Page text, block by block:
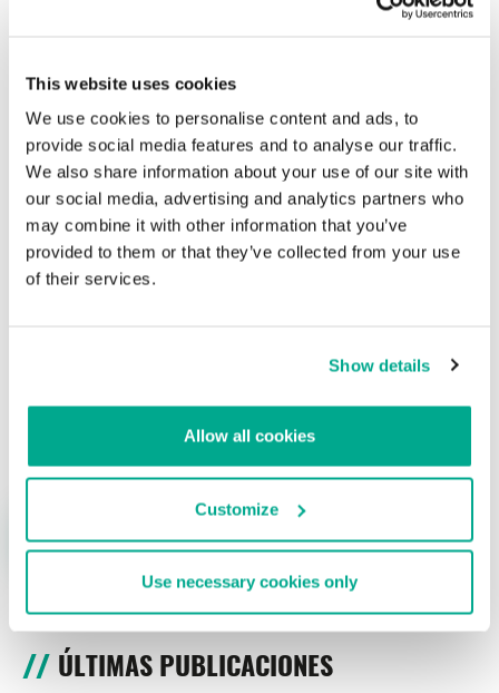
This website uses cookies
We use cookies to personalise content and ads, to
provide social media features and to analyse our traffic.
We also share information about your use of our site with
our social media, advertising and analytics partners who
may combine it with other information that you’ve
provided to them or that they’ve collected from your use
of their services.
Show details
Allow all cookies
Customize
Use necessary cookies only
continuamos con nuestra investigación.
Reaparece un “secuestrador” similar a
GpCode
Su dirección de correo electrónico no será publicada.
campos obligatorios están marcados con *
Nombre
ÚLTIMAS PUBLICACIONES